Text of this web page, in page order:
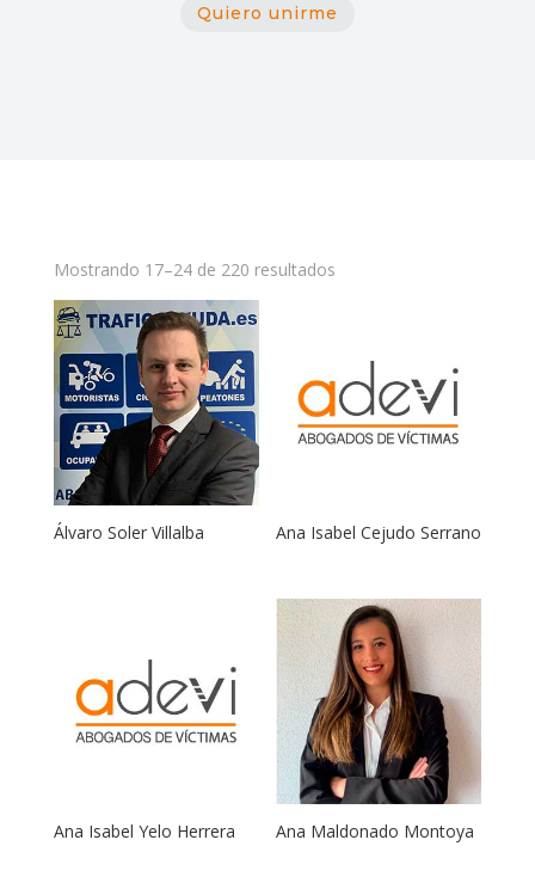
Quiero unirme
Mostrando 17–24 de 220 resultados
Álvaro Soler Villalba Ana Isabel Cejudo Serrano
Ana Isabel Yelo Herrera Ana Maldonado Montoya